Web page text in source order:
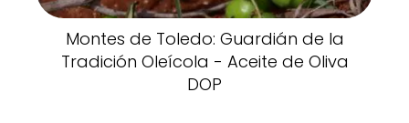
Montes de Toledo: Guardián de la
Tradición Oleícola - Aceite de Oliva
DOP